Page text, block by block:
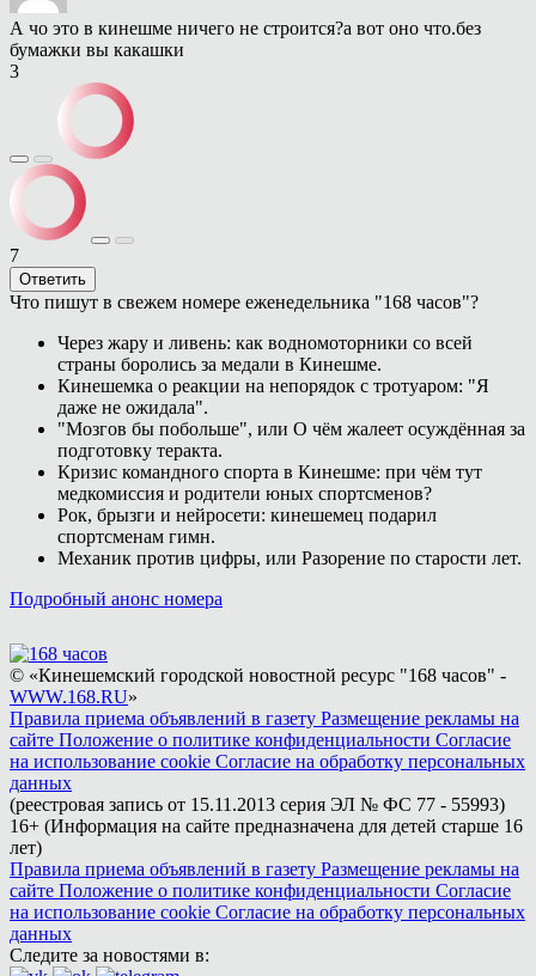
А чо это в кинешме ничего не строится?а вот оно что.без
бумажки вы какашки
3
7
Ответить
Что пишут в свежем номере еженедельника "168 часов"?
Через жару и ливень: как водномоторники со всей
страны боролись за медали в Кинешме.
Кинешемка о реакции на непорядок с тротуаром: "Я
даже не ожидала".
"Мозгов бы побольше", или О чём жалеет осуждённая за
подготовку теракта.
Кризис командного спорта в Кинешме: при чём тут
медкомиссия и родители юных спортсменов?
Рок, брызги и нейросети: кинешемец подарил
спортсменам гимн.
Механик против цифры, или Разорение по старости лет.
Подробный анонс номера
© «Кинешемский городской новостной ресурс "168 часов" -
WWW.168.RU»
Правила приема объявлений в газету Размещение рекламы на
сайте Положение о политике конфиденциальности Согласие
на использование cookie Согласие на обработку персональных
данных
(реестровая запись от 15.11.2013 серия ЭЛ № ФС 77 - 55993)
16+ (Информация на сайте предназначена для детей старше 16
лет)
Правила приема объявлений в газету Размещение рекламы на
сайте Положение о политике конфиденциальности Согласие
на использование cookie Согласие на обработку персональных
данных
Следите за новостями в: